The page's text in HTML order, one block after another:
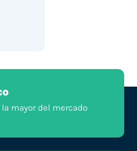
mayor del mercado